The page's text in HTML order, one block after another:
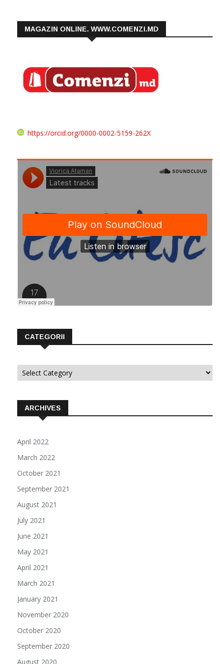
MAGAZIN ONLINE. WWW.COMENZI.MD
https://orcid.org/0000-0002-5159-262X
CATEGORII
Categorii
ARCHIVES
April 2022
March 2022
October 2021
September 2021
August 2021
July 2021
June 2021
May 2021
April 2021
March 2021
January 2021
November 2020
October 2020
September 2020
August 2020